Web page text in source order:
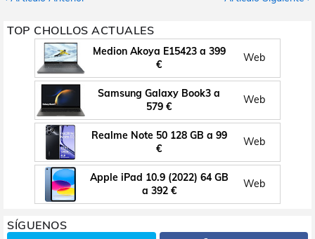
TOP CHOLLOS ACTUALES
Medion Akoya E15423 a 399
€
Web
Samsung Galaxy Book3 a
579 €
Web
Realme Note 50 128 GB a 99
€
Web
Apple iPad 10.9 (2022) 64 GB
a 392 €
Web
SÍGUENOS